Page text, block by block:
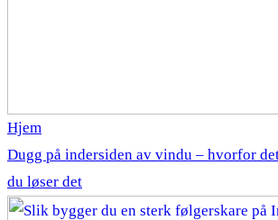
Hjem
Dugg på indersiden av vindu – hvorfor
du løser det